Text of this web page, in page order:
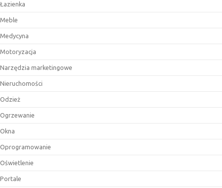
Łazienka
Meble
Medycyna
Motoryzacja
Narzędzia marketingowe
Nieruchomości
Odzież
Ogrzewanie
Okna
Oprogramowanie
Oświetlenie
Portale